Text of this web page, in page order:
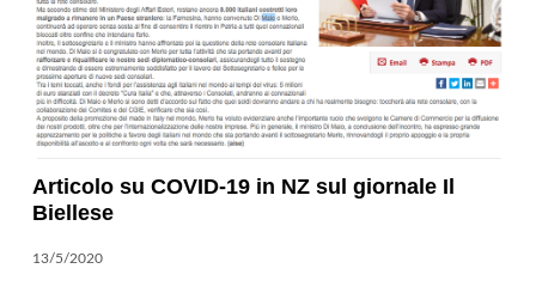
Articolo su COVID-19 in NZ sul giornale Il
Biellese
13/5/2020